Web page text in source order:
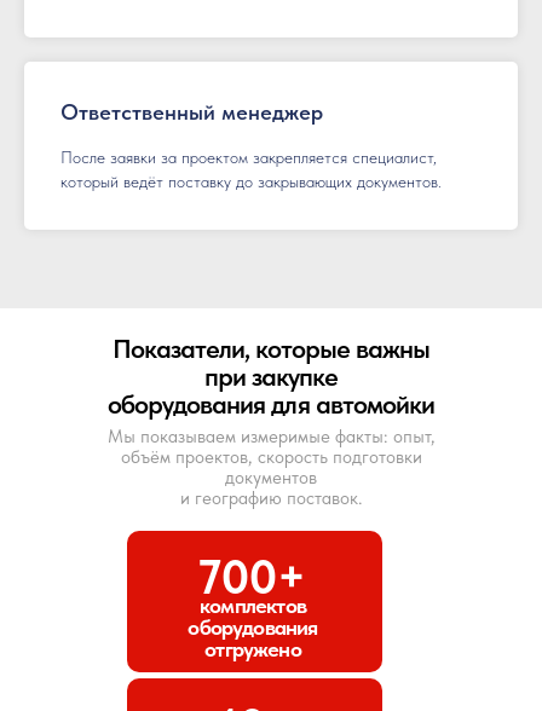
Ответственный менеджер
После заявки за проектом закрепляется специалист,
который ведёт поставку до закрывающих документов.
Показатели, которые важны
при закупке
оборудования для автомойки
Мы показываем измеримые факты: опыт,
объём проектов, скорость подготовки
документов
и географию поставок.
комплектов
оборудования
отгружено
700+